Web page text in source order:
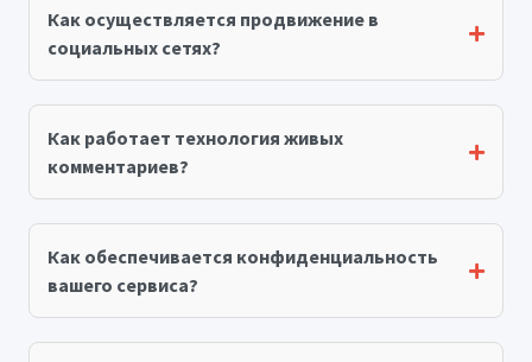
Как осуществляется продвижение в
социальных сетях?
Как работает технология живых
комментариев?
Как обеспечивается конфиденциальность
вашего сервиса?